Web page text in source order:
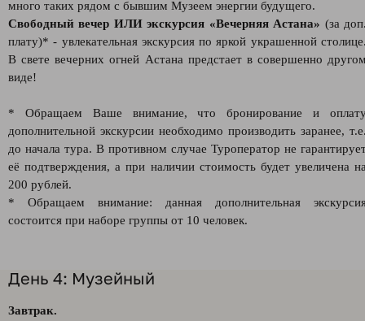
много таких рядом с бывшим Музеем энергии будущего.
Свободный вечер ИЛИ экскурсия «Вечерняя Астана» (за
плату)* - увлекательная экскурсия по яркой украшенной
В свете вечерних огней Астана предстает в совершенно
виде!
* Обращаем Ваше внимание, что бронирование и
дополнительной экскурсии необходимо производить заранее,
до начала тура. В противном случае Туроператор не
её подтверждения, а при наличии стоимость будет увеличена
200 рублей.
* Обращаем внимание: данная дополнительная
состоится при наборе группы от 10 человек.
День 4: Музейный
Завтрак.